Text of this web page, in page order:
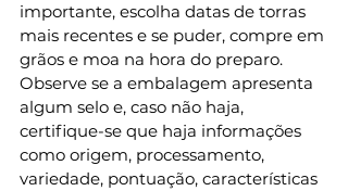
importante, escolha datas de torras
mais recentes e se puder, compre em
grãos e moa na hora do preparo.
Observe se a embalagem apresenta
algum selo e, caso não haja,
certifique-se que haja informações
como origem, processamento,
variedade, pontuação, características